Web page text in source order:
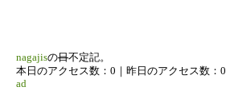
nagajisの日不定記。
本日のアクセス数：0｜昨日のアクセス数：0
ad